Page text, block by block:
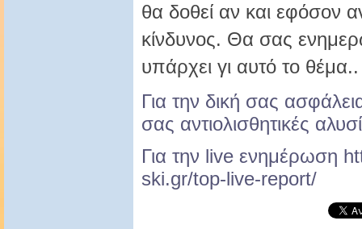
θα δοθεί αν και εφόσον
κίνδυνος. Θα σας
υπάρχει γι αυτό το θέμα..
Για την δική σας
σας αντιολισθητικές
Για την live ενημέρωση
ski.gr/top-live-report/